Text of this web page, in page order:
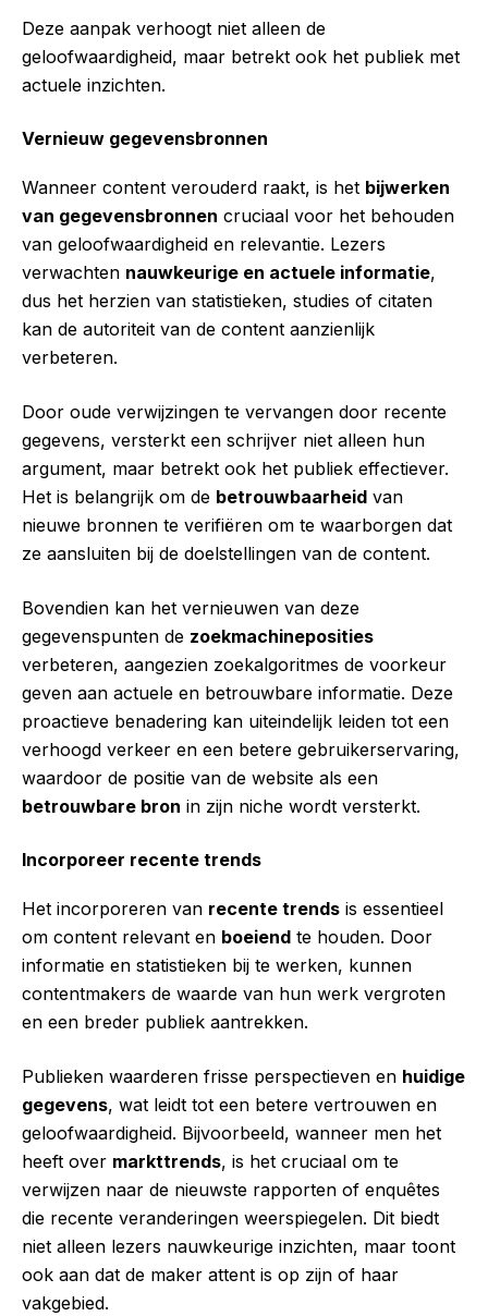
Deze aanpak verhoogt niet alleen de
geloofwaardigheid, maar betrekt ook het publiek met
actuele inzichten.
Vernieuw gegevensbronnen
Wanneer content verouderd raakt, is het bijwerken
van gegevensbronnen cruciaal voor het behouden
van geloofwaardigheid en relevantie. Lezers
verwachten nauwkeurige en actuele informatie,
dus het herzien van statistieken, studies of citaten
kan de autoriteit van de content aanzienlijk
verbeteren.
Door oude verwijzingen te vervangen door recente
gegevens, versterkt een schrijver niet alleen hun
argument, maar betrekt ook het publiek effectiever.
Het is belangrijk om de betrouwbaarheid van
nieuwe bronnen te verifiëren om te waarborgen dat
ze aansluiten bij de doelstellingen van de content.
Bovendien kan het vernieuwen van deze
gegevenspunten de zoekmachineposities
verbeteren, aangezien zoekalgoritmes de voorkeur
geven aan actuele en betrouwbare informatie. Deze
proactieve benadering kan uiteindelijk leiden tot een
verhoogd verkeer en een betere gebruikerservaring,
waardoor de positie van de website als een
betrouwbare bron in zijn niche wordt versterkt.
Incorporeer recente trends
Het incorporeren van recente trends is essentieel
om content relevant en boeiend te houden. Door
informatie en statistieken bij te werken, kunnen
contentmakers de waarde van hun werk vergroten
en een breder publiek aantrekken.
Publieken waarderen frisse perspectieven en huidige
gegevens, wat leidt tot een betere vertrouwen en
geloofwaardigheid. Bijvoorbeeld, wanneer men het
heeft over markttrends, is het cruciaal om te
verwijzen naar de nieuwste rapporten of enquêtes
die recente veranderingen weerspiegelen. Dit biedt
niet alleen lezers nauwkeurige inzichten, maar toont
ook aan dat de maker attent is op zijn of haar
vakgebied.